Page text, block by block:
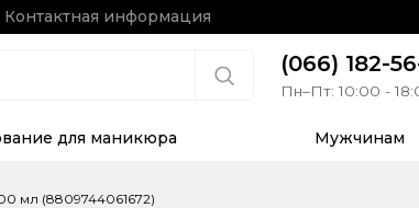
Контактная информация
(066) 182-
Пн–Пт: 10:00 -
для маникюра Мужчинам
мл (8809744061672)